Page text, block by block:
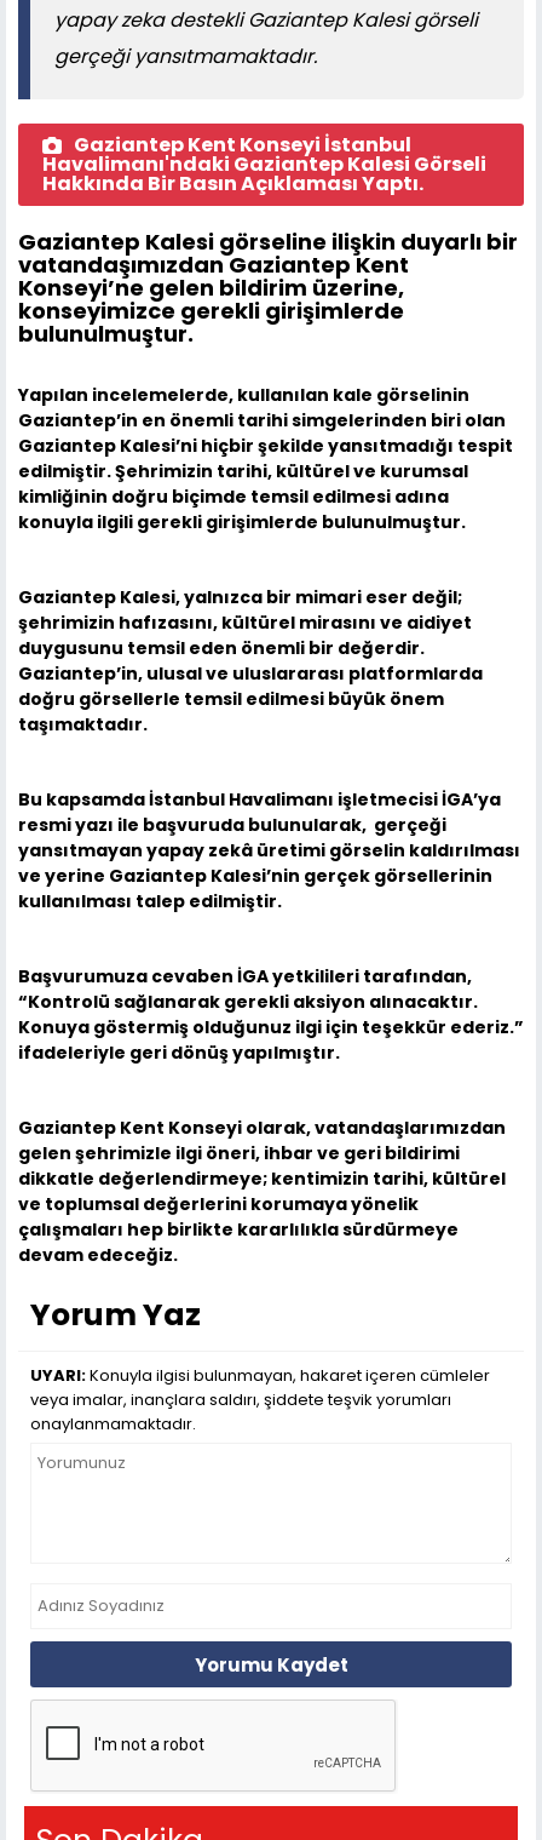
yapay zeka destekli Gaziantep Kalesi görseli
gerçeği yansıtmamaktadır.
Gaziantep Kent Konseyi İstanbul
Havalimanı'ndaki Gaziantep Kalesi Görseli
Hakkında Bir Basın Açıklaması Yaptı.
Gaziantep Kalesi görseline ilişkin duyarlı bir
vatandaşımızdan Gaziantep Kent
Konseyi’ne gelen bildirim üzerine,
konseyimizce gerekli girişimlerde
bulunulmuştur.
Yapılan incelemelerde, kullanılan kale görselinin
Gaziantep’in en önemli tarihi simgelerinden biri olan
Gaziantep Kalesi’ni hiçbir şekilde yansıtmadığı tespit
edilmiştir. Şehrimizin tarihi, kültürel ve kurumsal
kimliğinin doğru biçimde temsil edilmesi adına
konuyla ilgili gerekli girişimlerde bulunulmuştur.
Gaziantep Kalesi, yalnızca bir mimari eser değil;
şehrimizin hafızasını, kültürel mirasını ve aidiyet
duygusunu temsil eden önemli bir değerdir.
Gaziantep’in, ulusal ve uluslararası platformlarda
doğru görsellerle temsil edilmesi büyük önem
taşımaktadır.
Bu kapsamda İstanbul Havalimanı işletmecisi İGA’ya
resmi yazı ile başvuruda bulunularak, gerçeği
yansıtmayan yapay zekâ üretimi görselin kaldırılması
ve yerine Gaziantep Kalesi’nin gerçek görsellerinin
kullanılması talep edilmiştir.
Başvurumuza cevaben İGA yetkilileri tarafından,
“Kontrolü sağlanarak gerekli aksiyon alınacaktır.
Konuya göstermiş olduğunuz ilgi için teşekkür ederiz.”
ifadeleriyle geri dönüş yapılmıştır.
Gaziantep Kent Konseyi olarak, vatandaşlarımızdan
gelen şehrimizle ilgi öneri, ihbar ve geri bildirimi
dikkatle değerlendirmeye; kentimizin tarihi, kültürel
ve toplumsal değerlerini korumaya yönelik
çalışmaları hep birlikte kararlılıkla sürdürmeye
devam edeceğiz.
Yorum Yaz
UYARI:Konuyla ilgisi bulunmayan, hakaret içeren cümleler
veya imalar, inançlara saldırı, şiddete teşvik yorumları
onaylanmamaktadır.
Yorumu Kaydet